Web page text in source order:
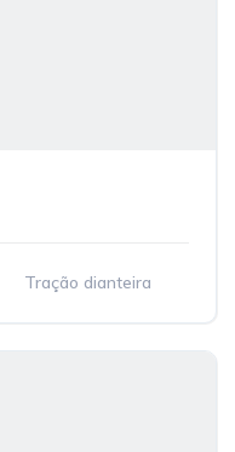
Tração dianteira